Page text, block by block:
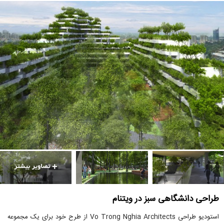
طراحی دانشگاهی سبز در ویتنام
استودیو طراحی Vo Trong Nghia Architects از طرح خود برای یک مجموعه